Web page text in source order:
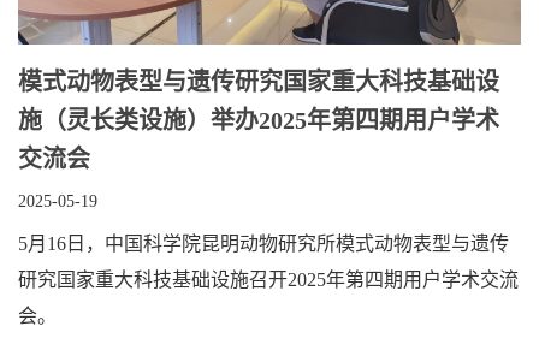
模式动物表型与遗传研究国家重大科技基础设
施（灵长类设施）举办2025年第四期用户学术
交流会
2025-05-19
5月16日，中国科学院昆明动物研究所模式动物表型与遗传
研究国家重大科技基础设施召开2025年第四期用户学术交流
会。